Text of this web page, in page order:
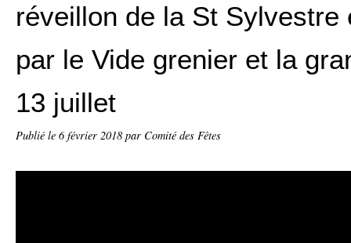
réveillon de la St Sylvestre
par le Vide grenier et la
13 juillet
Publié le 6 février 2018 par Comité des Fêtes